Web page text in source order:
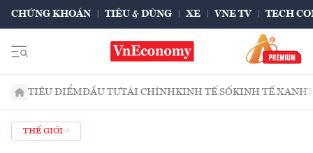
CHỨNG KHOÁN TIÊU & DÙNG XE VNE TV TECH
TIÊU ĐIỂMĐẦU TƯTÀI CHÍNHKINH TẾ SỐKINH TẾ XANH
THẾ GIỚI